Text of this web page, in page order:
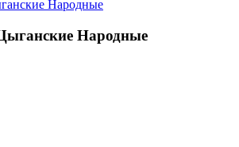
Народные